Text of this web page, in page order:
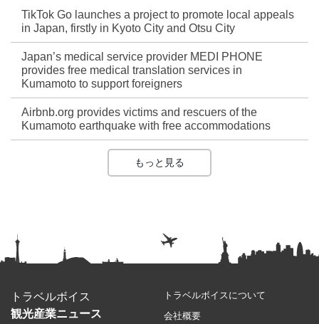
TikTok Go launches a project to promote local appeals
in Japan, firstly in Kyoto City and Otsu City
Japan’s medical service provider MEDI PHONE
provides free medical translation services in
Kumamoto to support foreigners
Airbnb.org provides victims and rescuers of the
Kumamoto earthquake with free accommodations
もっと見る
トラベルボイス
観光産業ニュース
トラベルボイスについて
会社概要